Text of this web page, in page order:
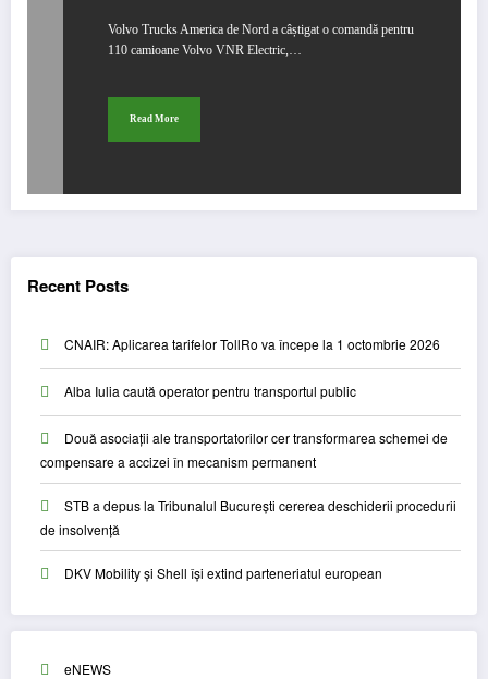
Volvo Trucks America de Nord a câștigat o comandă pentru
110 camioane Volvo VNR Electric,…
Read More
Recent Posts
CNAIR: Aplicarea tarifelor TollRo va începe la 1 octombrie 2026
Alba Iulia caută operator pentru transportul public
Două asociații ale transportatorilor cer transformarea schemei de
compensare a accizei în mecanism permanent
STB a depus la Tribunalul București cererea deschiderii procedurii
de insolvență
DKV Mobility și Shell își extind parteneriatul european
eNEWS